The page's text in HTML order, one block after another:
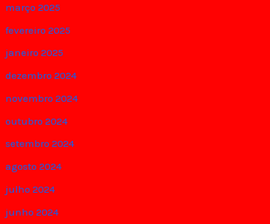
março 2025
fevereiro 2025
janeiro 2025
dezembro 2024
novembro 2024
outubro 2024
setembro 2024
agosto 2024
julho 2024
junho 2024